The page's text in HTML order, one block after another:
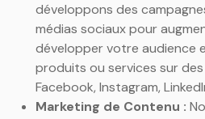
développons des
médias sociaux pour
développer votre audience
produits ou services sur
Facebook, Instagram,
Marketing de Contenu :